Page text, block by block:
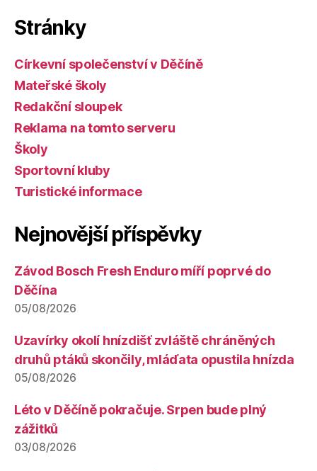
Stránky
Církevní společenství v Děčíně
Mateřské školy
Redakční sloupek
Reklama na tomto serveru
Školy
Sportovní kluby
Turistické informace
Nejnovější příspěvky
Závod Bosch Fresh Enduro míří poprvé do
Děčína
05/08/2026
Uzavírky okolí hnízdišť zvláště chráněných
druhů ptáků skončily, mláďata opustila hnízda
05/08/2026
Léto v Děčíně pokračuje. Srpen bude plný
zážitků
03/08/2026